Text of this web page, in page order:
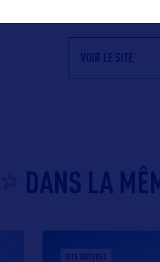
VOIR LE SITE
DANS LA
SITE NATUREL